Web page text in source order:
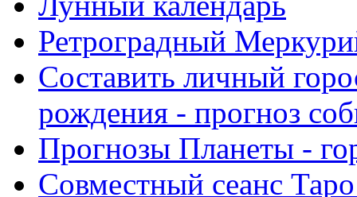
Ретроградный
Составить личный
рождения - прогноз
Прогнозы Планеты -
Совместный сеанс